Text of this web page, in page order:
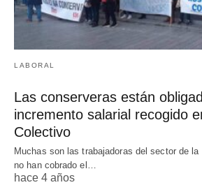
LABORAL
Las conserveras están
incremento salarial recogido
Colectivo
Muchas son las trabajadoras del sector de
no han cobrado el…
hace 4 años